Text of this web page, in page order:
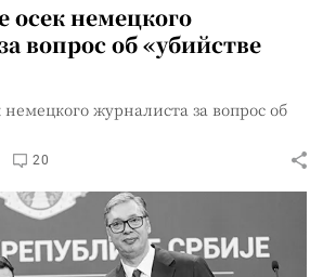
осек немецкого
вопрос об «убийстве
журналиста за вопрос об
20